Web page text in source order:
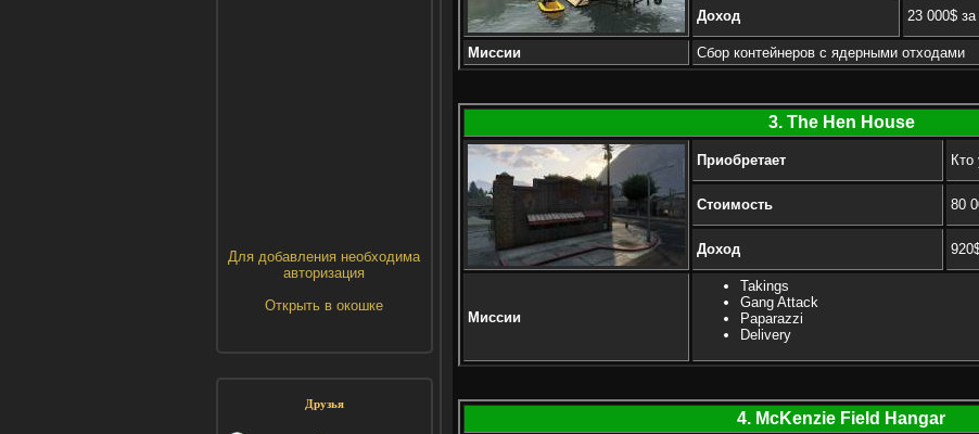
Для добавления необходима
авторизация
Открыть в окошке
Друзья
Доход 23 000$ за
Миссии Сбор контейнеров с ядерными отходами
3. The Hen House
Приобретает Кто
Стоимость 80
Доход
Миссии
Takings
Gang Attack
Paparazzi
Delivery
4. McKenzie Field Hangar